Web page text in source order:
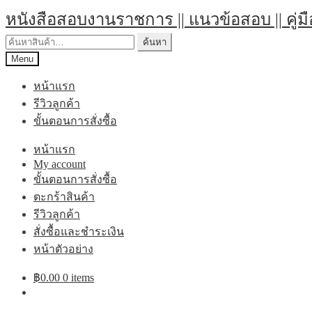
หนังสือสอบงานราชการ || แนวข้อสอบ || คู่
ค้นหา
Menu
หน้าแรก
รีวิวลูกค้า
ขั้นตอนการสั่งซื้อ
หน้าแรก
My account
ขั้นตอนการสั่งซื้อ
ตะกร้าสินค้า
รีวิวลูกค้า
สั่งซื้อและชำระเงิน
หน้าตัวอย่าง
฿0.00 0 items